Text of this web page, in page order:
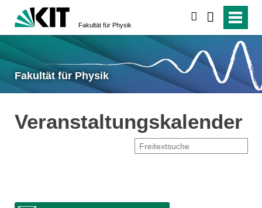
Fakultät für Physik
Fakultät für Physik
Veranstaltungskalender